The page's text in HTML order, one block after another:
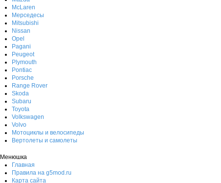
McLaren
Мерседесы
Mitsubishi
Nissan
Opel
Pagani
Peugeot
Plymouth
Pontiac
Porsche
Range Rover
Skoda
Subaru
Toyota
Volkswagen
Volvo
Мотоциклы и велосипеды
Вертолеты и самолеты
Менюшка
Главная
Правила на g5mod.ru
Карта сайта